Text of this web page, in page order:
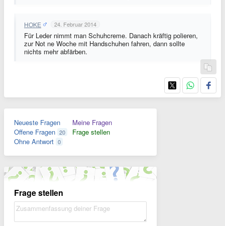
HOKE 24. Februar 2014
Für Leder nimmt man Schuhcreme. Danach kräftig polieren,
zur Not ne Woche mit Handschuhen fahren, dann sollte
nichts mehr abfärben.
Neueste Fragen
Offene Fragen 20
Ohne Antwort 0
Meine Fragen
Frage stellen
Frage stellen